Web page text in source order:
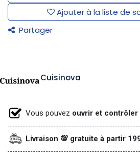
Ajouter à la liste de
Partager
Cuisinova
Vous pouvez ouvrir et contrôler
Livraison 💯 gratuite à partir